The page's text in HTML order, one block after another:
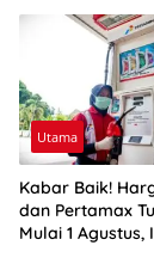
Utama
Kabar Baik!
dan Pertamax
Mulai 1